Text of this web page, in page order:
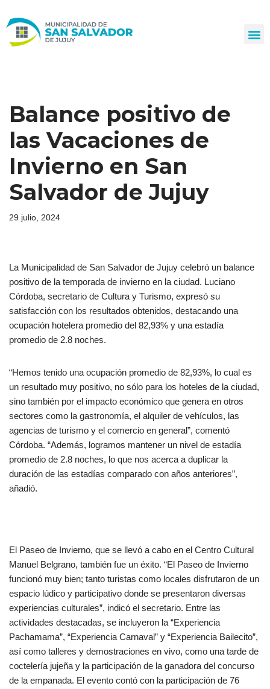
al
Balance positivo de
las Vacaciones de
Invierno en San
Salvador de Jujuy
29 julio, 2024
La Municipalidad de San Salvador de Jujuy celebró un balance
positivo de la temporada de invierno en la ciudad. Luciano
Córdoba, secretario de Cultura y Turismo, expresó su
satisfacción con los resultados obtenidos, destacando una
ocupación hotelera promedio del 82,93% y una estadía
promedio de 2.8 noches.
“Hemos tenido una ocupación promedio de 82,93%, lo cual es
un resultado muy positivo, no sólo para los hoteles de la ciudad,
sino también por el impacto económico que genera en otros
sectores como la gastronomía, el alquiler de vehículos, las
agencias de turismo y el comercio en general”, comentó
Córdoba. “Además, logramos mantener un nivel de estadía
promedio de 2.8 noches, lo que nos acerca a duplicar la
duración de las estadías comparado con años anteriores”,
añadió.
El Paseo de Invierno, que se llevó a cabo en el Centro Cultural
Manuel Belgrano, también fue un éxito. “El Paseo de Invierno
funcionó muy bien; tanto turistas como locales disfrutaron de un
espacio lúdico y participativo donde se presentaron diversas
experiencias culturales”, indicó el secretario. Entre las
actividades destacadas, se incluyeron la “Experiencia
Pachamama”, “Experiencia Carnaval” y “Experiencia Bailecito”,
así como talleres y demostraciones en vivo, como una tarde de
coctelería jujeña y la participación de la ganadora del concurso
de la empanada. El evento contó con la participación de 76